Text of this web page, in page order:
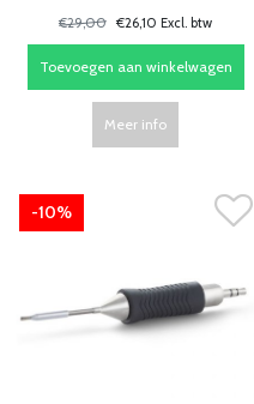
€29,00 €26,10 Excl. btw
Toevoegen aan winkelwagen
Meer info
-10%